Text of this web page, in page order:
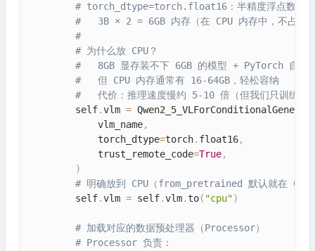
# torch_dtype=torch.float16：半精度浮点数，
#   3B × 2 = 6GB 内存（在 CPU 内存中，不占
#
# 为什么放 CPU？
#   8GB 显存装不下 6GB 的模型 + PyTorch 自身
#   但 CPU 内存通常有 16-64GB，轻松容纳
#   代价：推理速度慢约 5-10 倍（但我们只训练轨
        self
.vlm =
            vlm_name
,
            torch_dtype
=torch. float16,
            trust_remote_code
=True,
)
# 明确放到 CPU（from_pretrained 默认就在 CPU
        self
.vlm = self.vlm. to( "cpu")
# 加载对应的数据预处理器（Processor）
# Processor 负责：